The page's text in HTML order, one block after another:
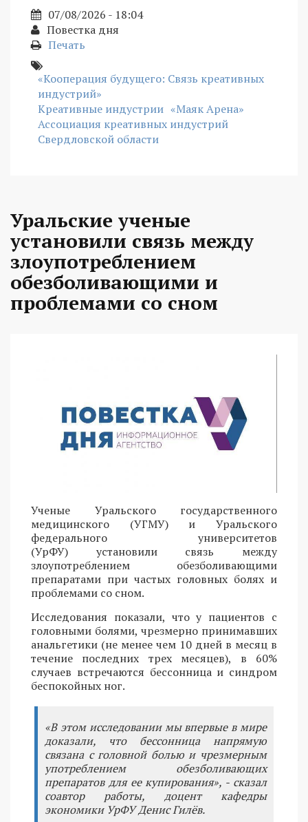
07/08/2026 - 18:04
Повестка дня
Печать
«Кооперация будущего: Связь креативных
индустрий»
Креативные индустрии «Маяк Арена»
Ассоциация креативных индустрий
Свердловской области
Уральские ученые
установили связь между
злоупотреблением
обезболивающими и
проблемами со сном
Ученые Уральского государственного
медицинского (УГМУ) и Уральского
федерального университетов
(УрФУ) установили связь между
злоупотреблением обезболивающими
препаратами при частых головных болях и
проблемами со сном.
Исследования показали, что у пациентов с
головными болями, чрезмерно принимавших
анальгетики (не менее чем 10 дней в месяц в
течение последних трех месяцев), в 60%
случаев встречаются бессонница и синдром
беспокойных ног.
«В этом исследовании мы впервые в мире
доказали, что бессонница напрямую
связана с головной болью и чрезмерным
употреблением обезболивающих
препаратов для ее купирования», - сказал
соавтор работы, доцент кафедры
экономики УрФУ Денис Гилёв.